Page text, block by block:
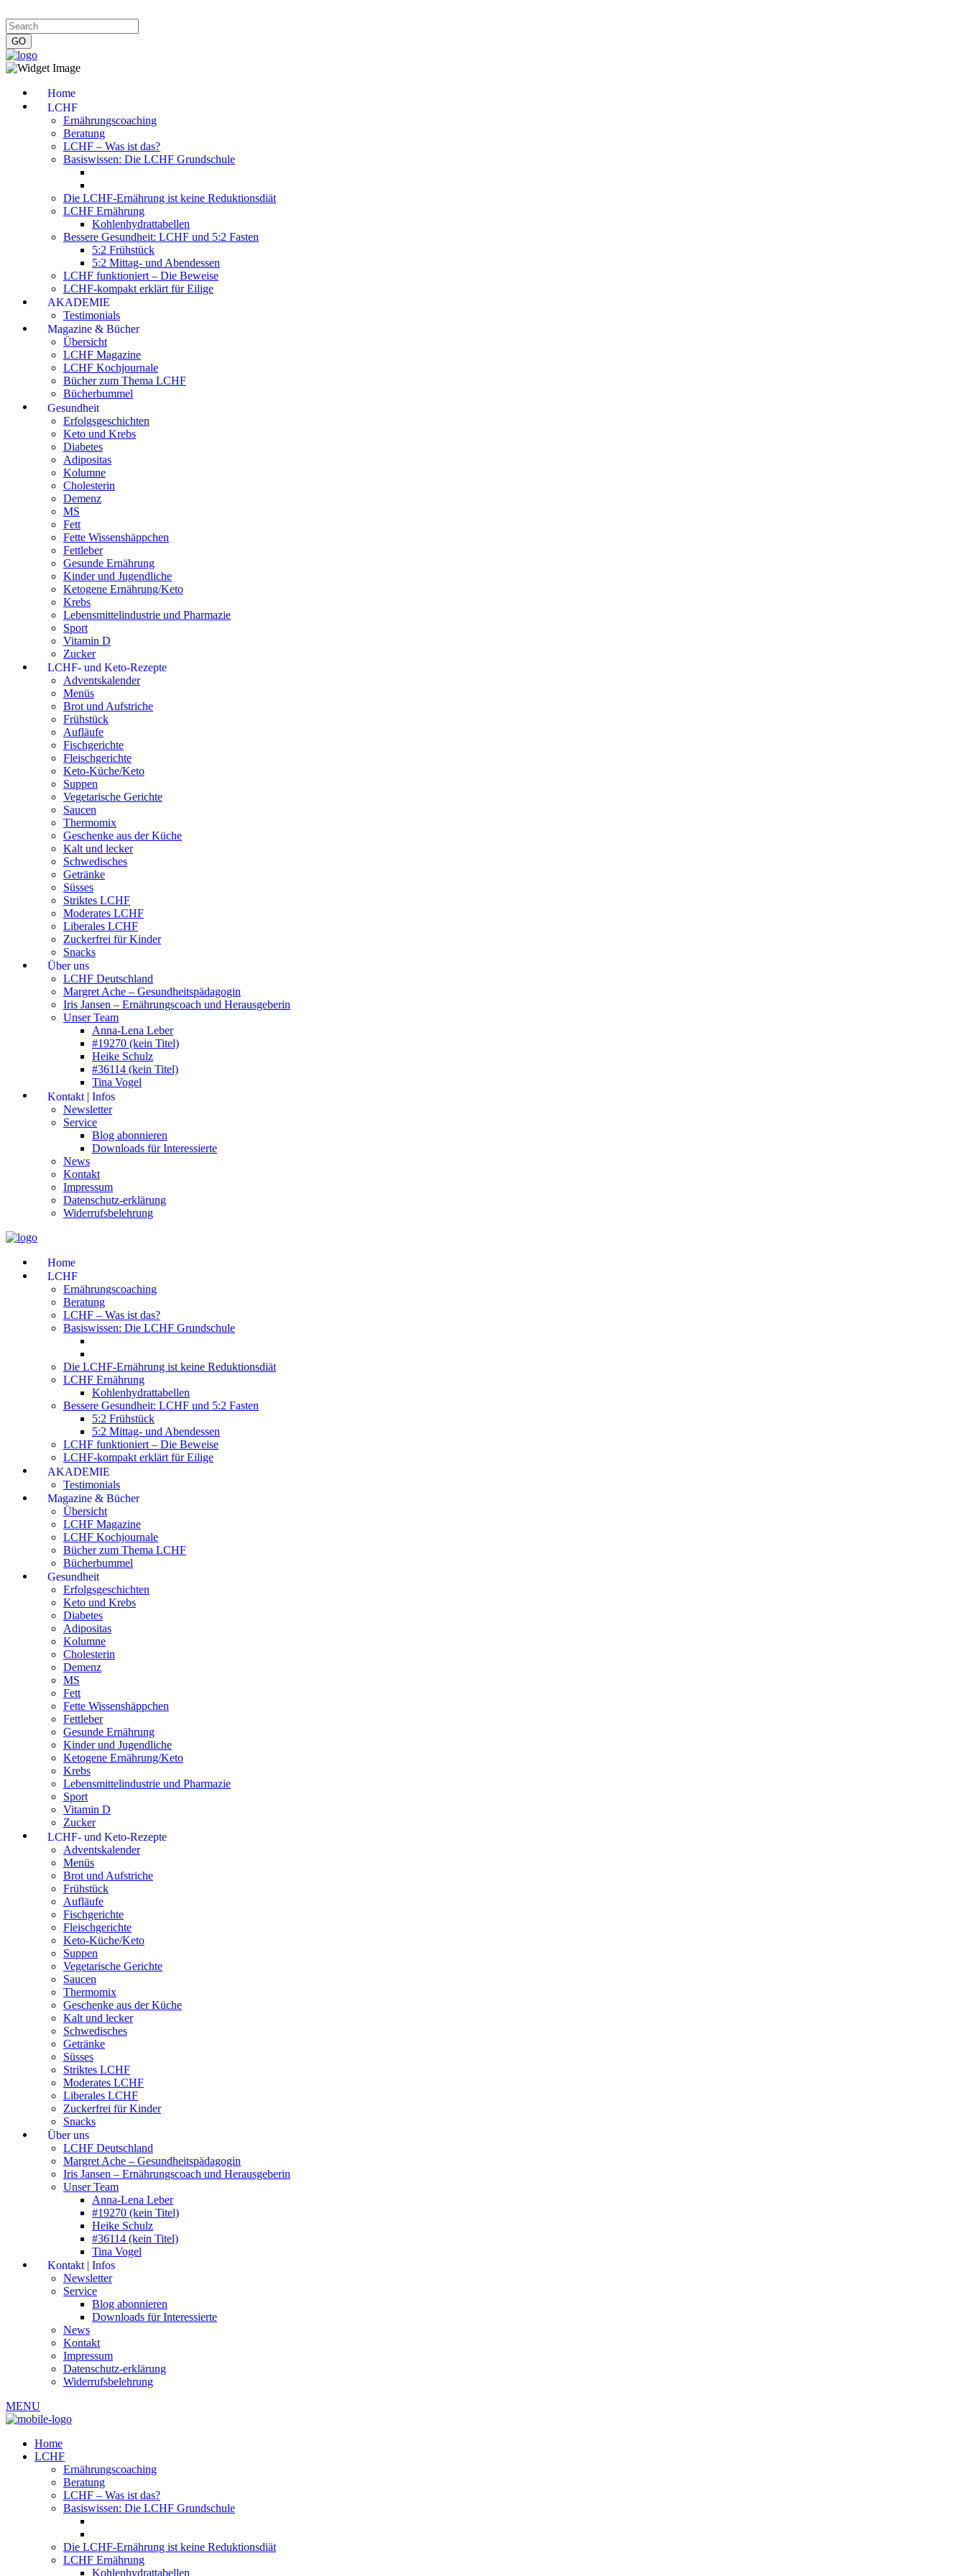
Home
LCHF
Ernährungscoaching
Beratung
LCHF – Was ist das?
Basiswissen: Die LCHF Grundschule
Die LCHF-Ernährung ist keine Reduktionsdiät
LCHF Ernährung
Kohlenhydrattabellen
Bessere Gesundheit: LCHF und 5:2 Fasten
5:2 Frühstück
5:2 Mittag- und Abendessen
LCHF funktioniert – Die Beweise
LCHF-kompakt erklärt für Eilige
AKADEMIE
Testimonials
Magazine & Bücher
Übersicht
LCHF Magazine
LCHF Kochjournale
Bücher zum Thema LCHF
Bücherbummel
Gesundheit
Erfolgsgeschichten
Keto und Krebs
Diabetes
Adipositas
Kolumne
Cholesterin
Demenz
MS
Fett
Fette Wissenshäppchen
Fettleber
Gesunde Ernährung
Kinder und Jugendliche
Ketogene Ernährung/Keto
Krebs
Lebensmittelindustrie und Pharmazie
Sport
Vitamin D
Zucker
LCHF- und Keto-Rezepte
Adventskalender
Menüs
Brot und Aufstriche
Frühstück
Aufläufe
Fischgerichte
Fleischgerichte
Keto-Küche/Keto
Suppen
Vegetarische Gerichte
Saucen
Thermomix
Geschenke aus der Küche
Kalt und lecker
Schwedisches
Getränke
Süsses
Striktes LCHF
Moderates LCHF
Liberales LCHF
Zuckerfrei für Kinder
Snacks
Über uns
LCHF Deutschland
Margret Ache – Gesundheitspädagogin
Iris Jansen – Ernährungscoach und Herausgeberin
Unser Team
Anna-Lena Leber
#19270 (kein Titel)
Heike Schulz
#36114 (kein Titel)
Tina Vogel
Kontakt | Infos
Newsletter
Service
Blog abonnieren
Downloads für Interessierte
News
Kontakt
Impressum
Datenschutz-erklärung
Widerrufsbelehrung
Home
LCHF
Ernährungscoaching
Beratung
LCHF – Was ist das?
Basiswissen: Die LCHF Grundschule
Die LCHF-Ernährung ist keine Reduktionsdiät
LCHF Ernährung
Kohlenhydrattabellen
Bessere Gesundheit: LCHF und 5:2 Fasten
5:2 Frühstück
5:2 Mittag- und Abendessen
LCHF funktioniert – Die Beweise
LCHF-kompakt erklärt für Eilige
AKADEMIE
Testimonials
Magazine & Bücher
Übersicht
LCHF Magazine
LCHF Kochjournale
Bücher zum Thema LCHF
Bücherbummel
Gesundheit
Erfolgsgeschichten
Keto und Krebs
Diabetes
Adipositas
Kolumne
Cholesterin
Demenz
MS
Fett
Fette Wissenshäppchen
Fettleber
Gesunde Ernährung
Kinder und Jugendliche
Ketogene Ernährung/Keto
Krebs
Lebensmittelindustrie und Pharmazie
Sport
Vitamin D
Zucker
LCHF- und Keto-Rezepte
Adventskalender
Menüs
Brot und Aufstriche
Frühstück
Aufläufe
Fischgerichte
Fleischgerichte
Keto-Küche/Keto
Suppen
Vegetarische Gerichte
Saucen
Thermomix
Geschenke aus der Küche
Kalt und lecker
Schwedisches
Getränke
Süsses
Striktes LCHF
Moderates LCHF
Liberales LCHF
Zuckerfrei für Kinder
Snacks
Über uns
LCHF Deutschland
Margret Ache – Gesundheitspädagogin
Iris Jansen – Ernährungscoach und Herausgeberin
Unser Team
Anna-Lena Leber
#19270 (kein Titel)
Heike Schulz
#36114 (kein Titel)
Tina Vogel
Kontakt | Infos
Newsletter
Service
Blog abonnieren
Downloads für Interessierte
News
Kontakt
Impressum
Datenschutz-erklärung
Widerrufsbelehrung
MENU
Home
LCHF
Ernährungscoaching
Beratung
LCHF – Was ist das?
Basiswissen: Die LCHF Grundschule
Die LCHF-Ernährung ist keine Reduktionsdiät
LCHF Ernährung
Kohlenhydrattabellen